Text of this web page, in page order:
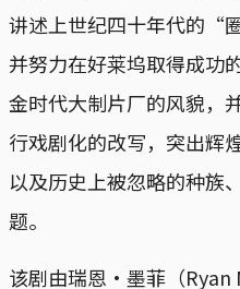
讲述上世纪四十年代的“
并努力在好莱坞取得成功
金时代大制片厂的风貌，
行戏剧化的改写，突出辉
以及历史上被忽略的种族
题。
该剧由瑞恩·墨菲（